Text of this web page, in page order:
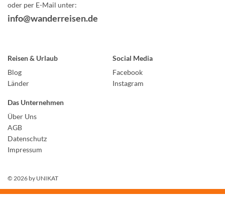
oder per E-Mail unter:
info@wanderreisen.de
Reisen & Urlaub
Blog
Länder
Social Media
Facebook
Instagram
Das Unternehmen
Über Uns
AGB
Datenschutz
Impressum
© 2026 by UNIKAT